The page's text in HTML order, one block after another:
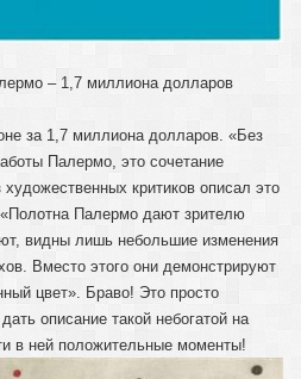
– 1,7 миллиона долларов
за 1,7 миллиона долларов. «Без
Палермо, это сочетание
критиков описал это
«Полотна Палермо дают зрителю
видны лишь небольшие изменения
Вместо этого они демонстрируют
цвет». Браво! Это просто
описание такой небогатой на
в ней положительные моменты!